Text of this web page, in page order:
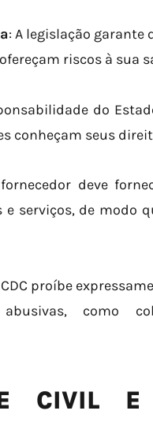
: A legislação
riscos à sua
do
conheçam seus
deve
serviços, de modo
CDC proíbe
como
CIVIL E